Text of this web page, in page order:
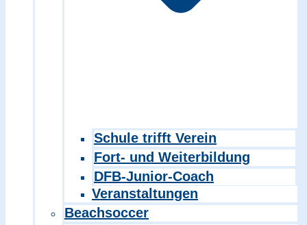
Schule trifft Verein
Fort- und Weiterbildung
DFB-Junior-Coach
Veranstaltungen
Beachsoccer